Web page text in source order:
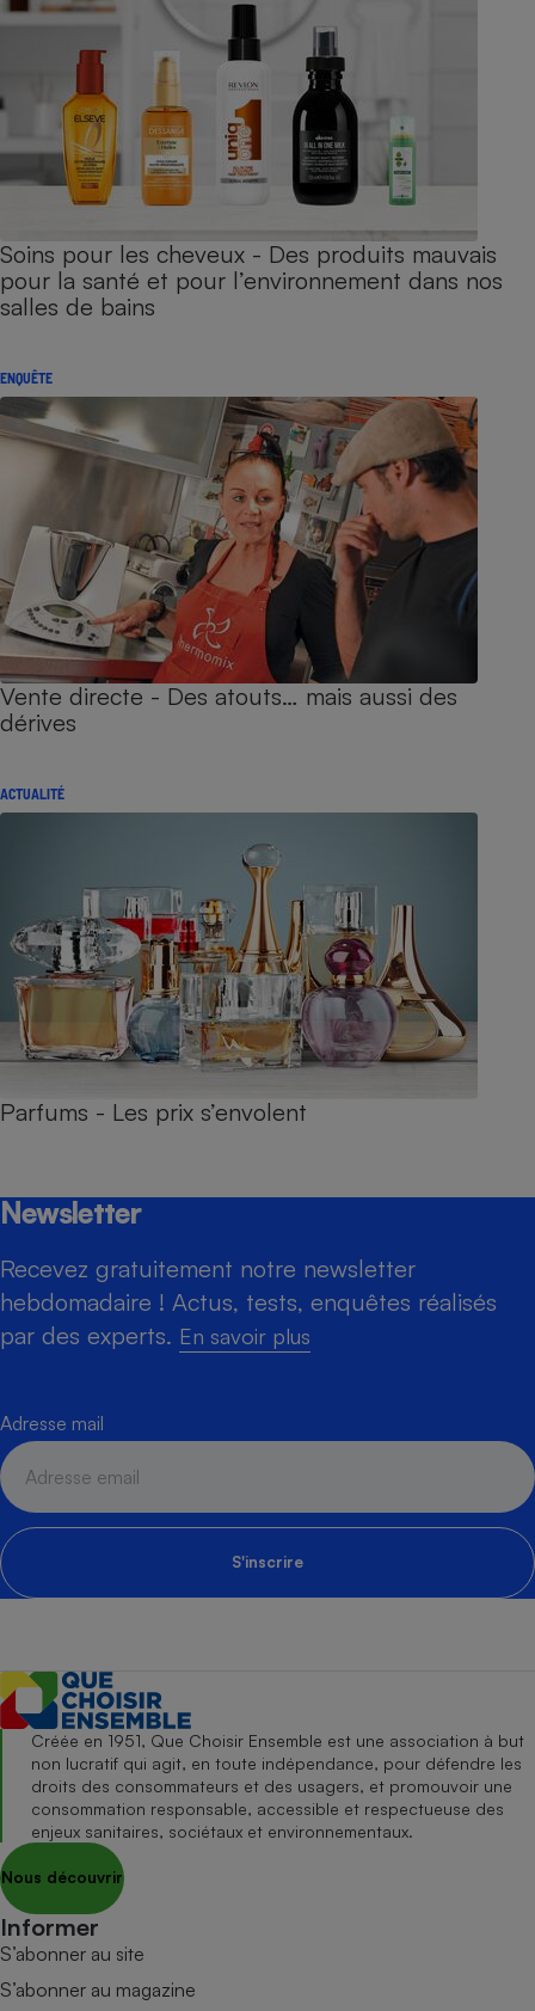
Soins pour les cheveux - Des produits mauvais
pour la santé et pour l’environnement dans nos
salles de bains
ENQUÊTE
Vente directe - Des atouts… mais aussi des
dérives
ACTUALITÉ
Parfums - Les prix s’envolent
Newsletter
Recevez gratuitement notre newsletter
hebdomadaire ! Actus, tests, enquêtes réalisés
par des experts. En savoir plus
Adresse mail
S'inscrire
Créée en 1951, Que Choisir Ensemble est une association à but
non lucratif qui agit, en toute indépendance, pour défendre les
droits des consommateurs et des usagers, et promouvoir une
consommation responsable, accessible et respectueuse des
enjeux sanitaires, sociétaux et environnementaux.
Nous découvrir
Informer
S’abonner au site
S’abonner au magazine